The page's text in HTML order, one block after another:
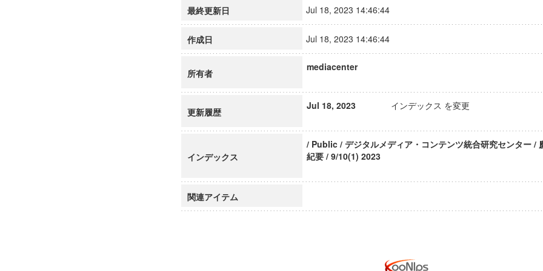
最終更新日 Jul 18, 2023 14:46:44
作成日 Jul 18, 2023 14:46:44
所有者
mediacenter
更新履歴
Jul 18, 2023 インデックス を変更
インデックス
/ Public / デジタルメディア・コンテンツ統合研究センター /
紀要 / 9/10(1) 2023
関連アイテム